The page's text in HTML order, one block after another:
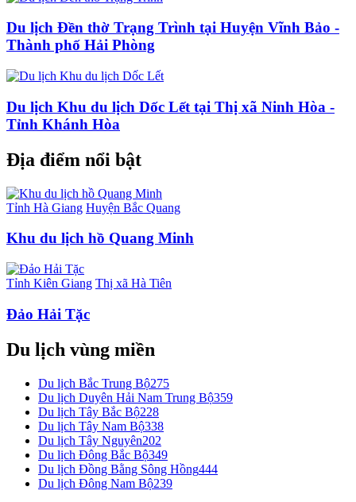
Du lịch Đền thờ Trạng Trình tại Huyện Vĩnh Bảo -
Thành phố Hải Phòng
Du lịch Khu du lịch Dốc Lết tại Thị xã Ninh Hòa -
Tỉnh Khánh Hòa
Địa điểm nổi bật
Tỉnh Hà Giang Huyện Bắc Quang
Khu du lịch hồ Quang Minh
Tỉnh Kiên Giang Thị xã Hà Tiên
Đảo Hải Tặc
Du lịch vùng miền
Du lịch Bắc Trung Bộ275
Du lịch Duyên Hải Nam Trung Bộ359
Du lịch Tây Bắc Bộ228
Du lịch Tây Nam Bộ338
Du lịch Tây Nguyên202
Du lịch Đông Bắc Bộ349
Du lịch Đồng Bằng Sông Hồng444
Du lịch Đông Nam Bộ239